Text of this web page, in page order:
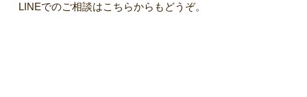
LINEでのご相談はこちらからもどうぞ。